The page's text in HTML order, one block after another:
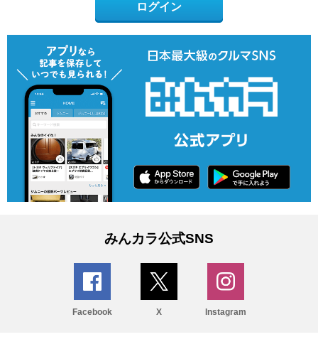
ログイン
みんカラ公式SNS
Facebook X Instagram